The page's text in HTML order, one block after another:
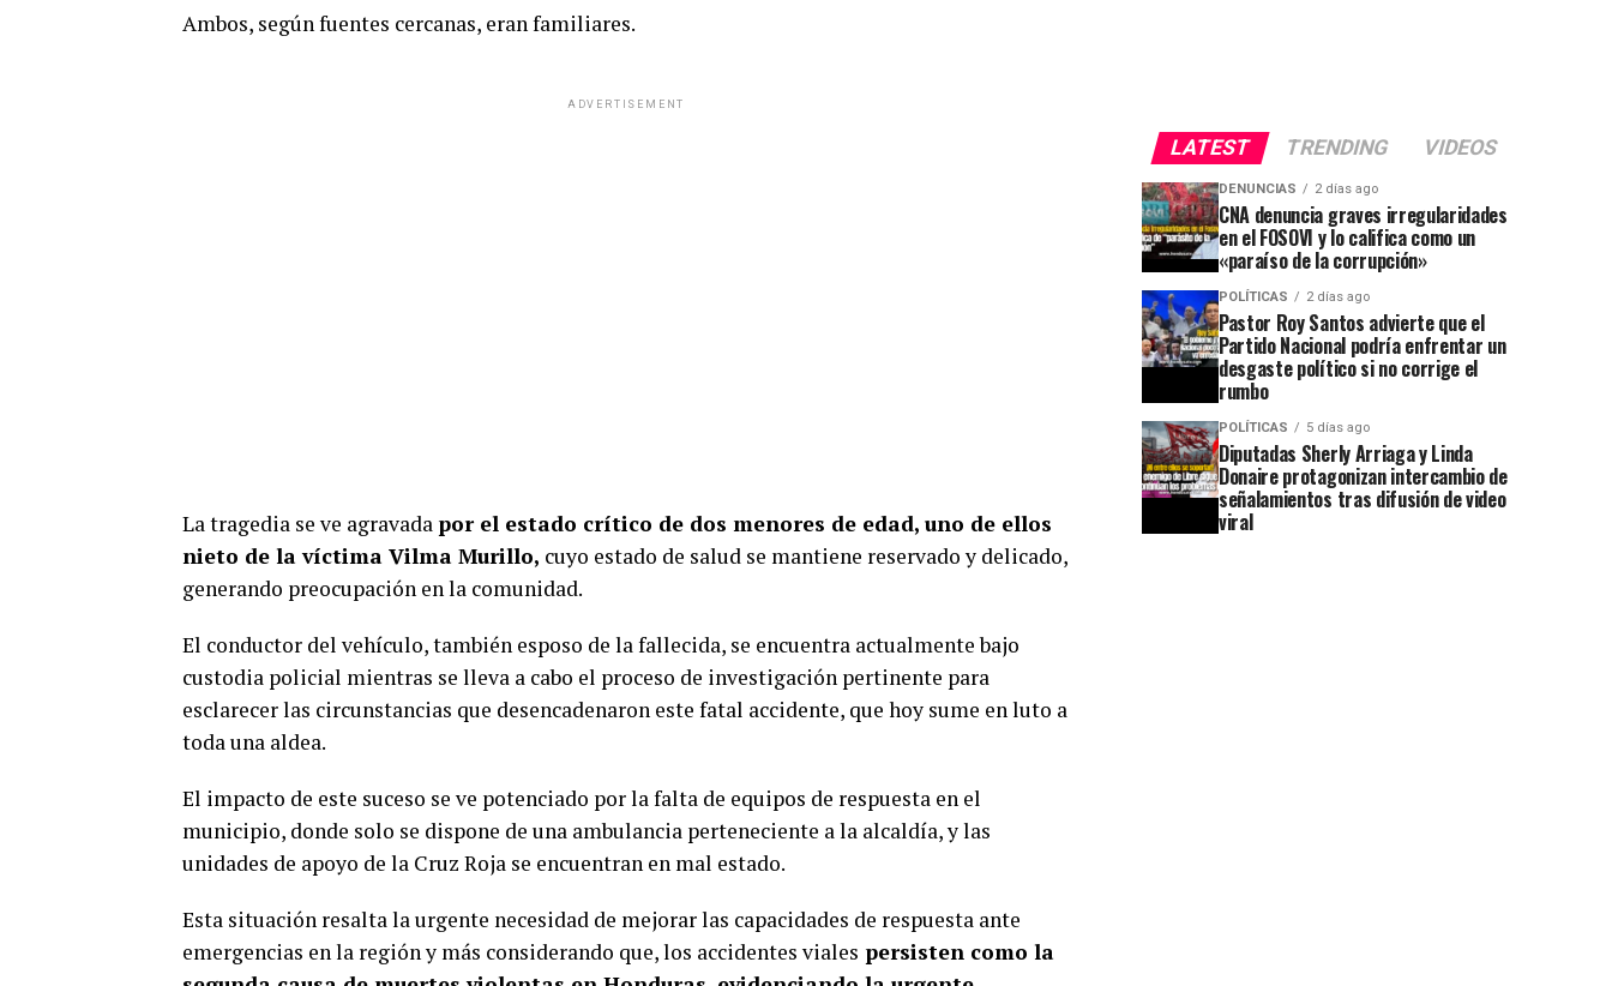
Ambos, según fuentes cercanas, eran familiares.
ADVERTISEMENT
La tragedia se ve agravada por el estado crítico de dos menores de edad, uno de ellos
nieto de la víctima Vilma Murillo, cuyo estado de salud se mantiene reservado y delicado,
generando preocupación en la comunidad.
El conductor del vehículo, también esposo de la fallecida, se encuentra actualmente bajo
custodia policial mientras se lleva a cabo el proceso de investigación pertinente para
esclarecer las circunstancias que desencadenaron este fatal accidente, que hoy sume en luto a
toda una aldea.
El impacto de este suceso se ve potenciado por la falta de equipos de respuesta en el
municipio, donde solo se dispone de una ambulancia perteneciente a la alcaldía, y las
unidades de apoyo de la Cruz Roja se encuentran en mal estado.
Esta situación resalta la urgente necesidad de mejorar las capacidades de respuesta ante
emergencias en la región y más considerando que, los accidentes viales persisten como la
LATEST TRENDING VIDEOS
DENUNCIAS 2 días ago
CNA denuncia graves irregularidades
en el FOSOVI y lo califica como un
«paraíso de la corrupción»
POLÍTICAS 2 días ago
Pastor Roy Santos advierte que el
Partido Nacional podría enfrentar un
desgaste político si no corrige el
rumbo
POLÍTICAS 5 días ago
Diputadas Sherly Arriaga y Linda
Donaire protagonizan intercambio de
señalamientos tras difusión de video
viral